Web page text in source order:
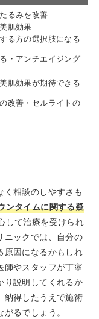
るみを改善
肌効果
る方の選択肢になる
・アンチエイジング
肌効果が期待できる
改善・セルライトの
く相談のしやすさも
ンタイムに関する疑
して治療を受けられ
ニックでは、自分の
原因になるかもしれ
師やスタッフが丁寧
り説明してくれるか
納得したうえで施術
るでしょう。